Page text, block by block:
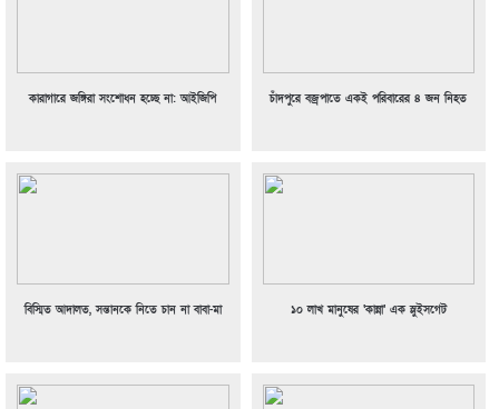
কারাগারে জঙ্গিরা সংশোধন হচ্ছে না: আইজিপি চাঁদপুরে বজ্রপাতে একই পরিবারের ৪ জন নিহত
বিস্মিত আদালত, সন্তানকে নিতে চান না বাবা-মা ১০ লাখ মানুষের ‘কান্না’ এক স্লুইসগেট